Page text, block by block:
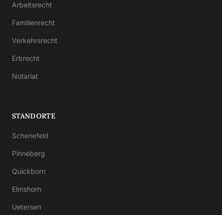
Arbeitsrecht
Familienrecht
Verkehrsrecht
Erbrecht
Notariat
STANDORTE
Schenefeld
Pinneberg
Quickborn
Elmshorn
Uetersen